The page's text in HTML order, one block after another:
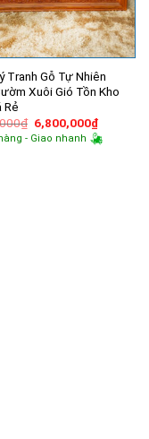
Tranh Gỗ Tự Nhiên
Xuôi Gió Tồn Kho
Rẻ
₫ Giá
gốc
là:
6,800,000₫Giá
hiện
tại
- Giao nhanh